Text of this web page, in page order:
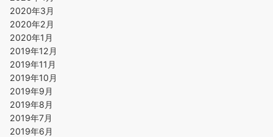
2020年3月
2020年2月
2020年1月
2019年12月
2019年11月
2019年10月
2019年9月
2019年8月
2019年7月
2019年6月